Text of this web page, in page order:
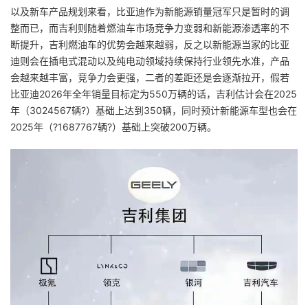
以及新车产品规划来看，比亚迪作为新能源销量冠军只是暂时的调
整而已，而吉利则随着燃油车市场竞争力变弱和新能源渗透率的不
断提升，吉利燃油车的优势会越来越弱，反之以新能源当家的比亚
迪则会在插电式混动以及纯电动领域持续保持行业领先水准，产品
会越来越丰富，竞争力会更强，二者的差距还是会逐渐拉开，假若
比亚迪2026年全年销量目标定为550万辆的话，吉利估计会在2025
年（3024567辆?）基础上达到350辆，同时预计新能源车型也会在
2025年（?1687767辆?）基础上突破200万辆。